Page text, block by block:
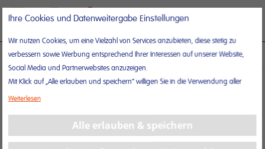
Direkt
zum
PFLEGECREME – MIT INDIVIDUALISIERTEM PRAXISLOGO
Zum
Ende
der
springen
Ihre Cookies und Datenweitergabe Einstellungen
Wir nutzen Cookies, um eine Vielzahl von Services anzubieten, diese stetig zu
verbessern sowie Werbung entsprechend Ihrer Interessen auf unserer Website,
Social Media und Partnerwebsites anzuzeigen.
Mit Klick auf „Alle erlauben und speichern“ willigen Sie in die Verwendung aller
Cookies ein.
anpassen und speichern.
Weitere Informationen erhalten Sie in unsererDatenschutzerklärungund in
Weiterlesen
Alle erlauben & speichern